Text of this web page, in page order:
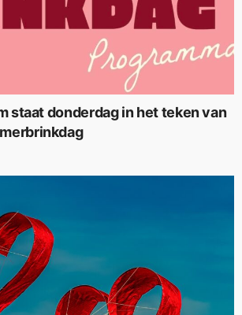
staat donderdag in het teken van